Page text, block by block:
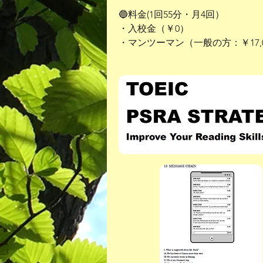
🔵料金(1回55分・月4回）
・入校金（￥0）
・マンツーマン（一般の方：￥